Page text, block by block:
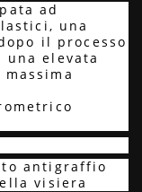
ad
una
il processo
una elevata
antigraffio
visiera